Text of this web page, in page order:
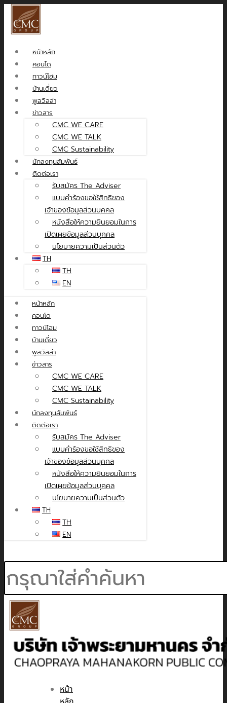
หน้าหลัก
คอนโด
ทาวน์โฮม
บ้านเดี่ยว
พูลวิลล่า
ข่าวสาร
CMC WE CARE
CMC WE TALK
CMC Sustainability
นักลงทุนสัมพันธ์
ติดต่อเรา
รับสมัคร The Adviser
แบบคำร้องขอใช้สิทธิของ
เจ้าของข้อมูลส่วนบุคคล
หนังสือให้ความยินยอมในการ
เปิดเผยข้อมูลส่วนบุคคล
นโยบายความเป็นส่วนตัว
TH
TH
EN
หน้าหลัก
คอนโด
ทาวน์โฮม
บ้านเดี่ยว
พูลวิลล่า
ข่าวสาร
CMC WE CARE
CMC WE TALK
CMC Sustainability
นักลงทุนสัมพันธ์
ติดต่อเรา
รับสมัคร The Adviser
แบบคำร้องขอใช้สิทธิของ
เจ้าของข้อมูลส่วนบุคคล
หนังสือให้ความยินยอมในการ
เปิดเผยข้อมูลส่วนบุคคล
นโยบายความเป็นส่วนตัว
TH
TH
EN
หน้า